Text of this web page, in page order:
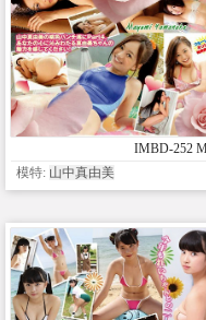
IMBD-252
模特: 山中真由美